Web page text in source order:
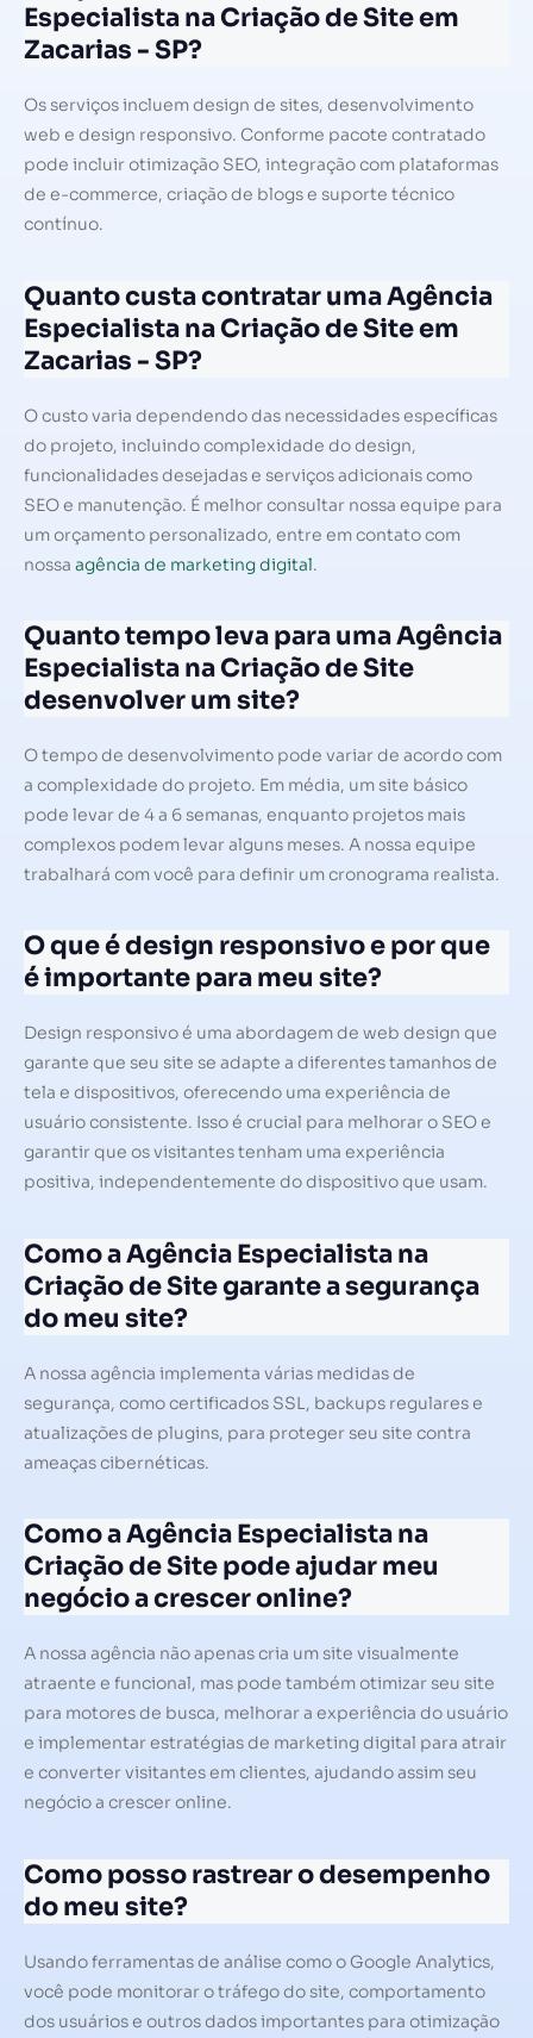
Especialista na Criação de Site em
Zacarias - SP?
Os serviços incluem design de sites, desenvolvimento
web e design responsivo. Conforme pacote contratado
pode incluir otimização SEO, integração com plataformas
de e-commerce, criação de blogs e suporte técnico
contínuo.
Quanto custa contratar uma Agência
Especialista na Criação de Site em
Zacarias - SP?
O custo varia dependendo das necessidades específicas
do projeto, incluindo complexidade do design,
funcionalidades desejadas e serviços adicionais como
SEO e manutenção. É melhor consultar nossa equipe para
um orçamento personalizado, entre em contato com
nossa agência de marketing digital.
Quanto tempo leva para uma Agência
Especialista na Criação de Site
desenvolver um site?
O tempo de desenvolvimento pode variar de acordo com
a complexidade do projeto. Em média, um site básico
pode levar de 4 a 6 semanas, enquanto projetos mais
complexos podem levar alguns meses. A nossa equipe
trabalhará com você para definir um cronograma realista.
O que é design responsivo e por que
é importante para meu site?
Design responsivo é uma abordagem de web design que
garante que seu site se adapte a diferentes tamanhos de
tela e dispositivos, oferecendo uma experiência de
usuário consistente. Isso é crucial para melhorar o SEO e
garantir que os visitantes tenham uma experiência
positiva, independentemente do dispositivo que usam.
Como a Agência Especialista na
Criação de Site garante a segurança
do meu site?
A nossa agência implementa várias medidas de
segurança, como certificados SSL, backups regulares e
atualizações de plugins, para proteger seu site contra
ameaças cibernéticas.
Como a Agência Especialista na
Criação de Site pode ajudar meu
negócio a crescer online?
A nossa agência não apenas cria um site visualmente
atraente e funcional, mas pode também otimizar seu site
para motores de busca, melhorar a experiência do usuário
e implementar estratégias de marketing digital para atrair
e converter visitantes em clientes, ajudando assim seu
negócio a crescer online.
Como posso rastrear o desempenho
do meu site?
Usando ferramentas de análise como o Google Analytics,
você pode monitorar o tráfego do site, comportamento
dos usuários e outros dados importantes para otimização